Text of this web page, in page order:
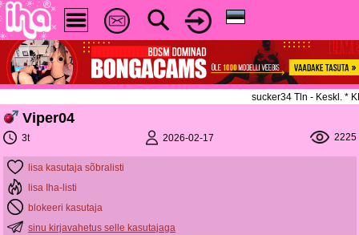
sucker34 Tln - Keskl. *
Viper04
3t 2026-02-17 2225
lisa kasutaja sõbralisti
lisa Iha-listi
blokeeri kasutaja
sinu kirjavahetus selle kasutajaga